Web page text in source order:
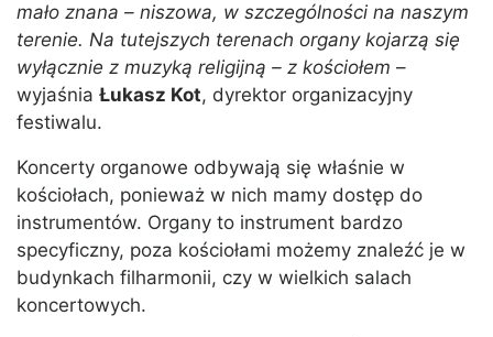
mało znana – niszowa, w szczególności na naszym
terenie. Na tutejszych terenach organy kojarzą się
wyłącznie z muzyką religijną – z kościołem –
wyjaśnia Łukasz Kot, dyrektor organizacyjny
festiwalu.
Koncerty organowe odbywają się właśnie w
kościołach, ponieważ w nich mamy dostęp do
instrumentów. Organy to instrument bardzo
specyficzny, poza kościołami możemy znaleźć je w
budynkach filharmonii, czy w wielkich salach
koncertowych.